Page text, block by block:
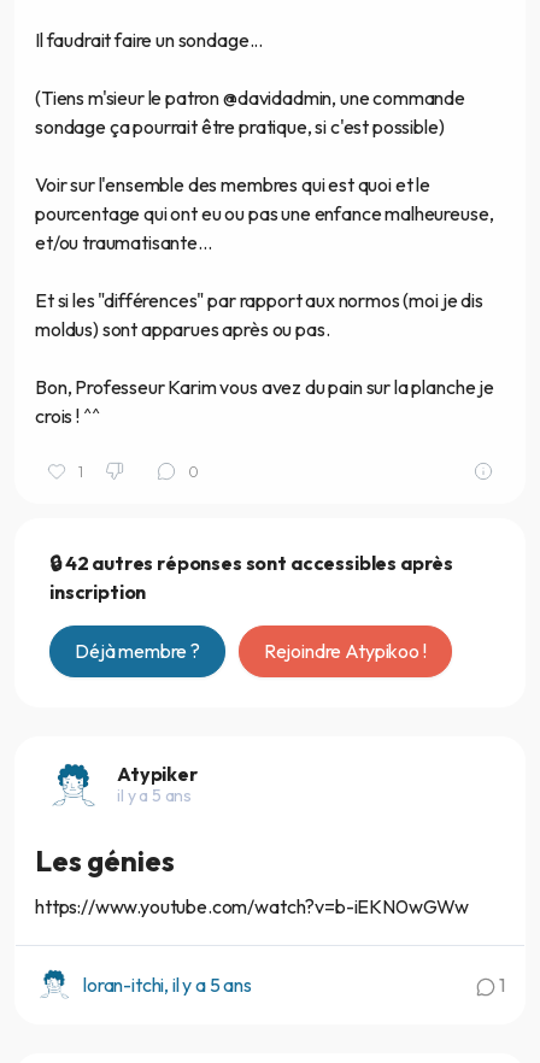
Il faudrait faire un sondage...
(Tiens m'sieur le patron @davidadmin, une commande
sondage ça pourrait être pratique, si c'est possible)
Voir sur l'ensemble des membres qui est quoi et le
pourcentage qui ont eu ou pas une enfance malheureuse,
et/ou traumatisante...
Et si les "différences" par rapport aux normos (moi je dis
moldus) sont apparues après ou pas.
Bon, Professeur Karim vous avez du pain sur la planche je
crois ! ^^
1 0
🔒 42 autres réponses sont accessibles après
inscription
Déjà membre ? Rejoindre Atypikoo !
Atypiker
il y a 5 ans
Les génies
https://www.youtube.com/watch?v=b-iEKN0wGWw
loran-itchi, il y a 5 ans 1